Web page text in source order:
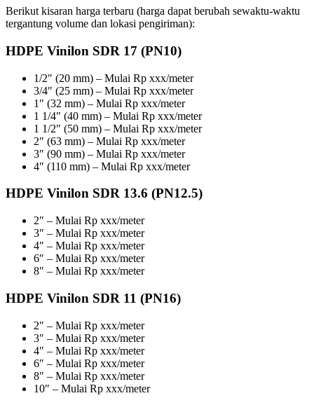
Berikut kisaran harga terbaru (harga dapat berubah sewaktu-waktu
tergantung volume dan lokasi pengiriman):
HDPE Vinilon SDR 17 (PN10)
1/2″ (20 mm) – Mulai Rp xxx/meter
3/4″ (25 mm) – Mulai Rp xxx/meter
1″ (32 mm) – Mulai Rp xxx/meter
1 1/4″ (40 mm) – Mulai Rp xxx/meter
1 1/2″ (50 mm) – Mulai Rp xxx/meter
2″ (63 mm) – Mulai Rp xxx/meter
3″ (90 mm) – Mulai Rp xxx/meter
4″ (110 mm) – Mulai Rp xxx/meter
HDPE Vinilon SDR 13.6 (PN12.5)
2″ – Mulai Rp xxx/meter
3″ – Mulai Rp xxx/meter
4″ – Mulai Rp xxx/meter
6″ – Mulai Rp xxx/meter
8″ – Mulai Rp xxx/meter
HDPE Vinilon SDR 11 (PN16)
2″ – Mulai Rp xxx/meter
3″ – Mulai Rp xxx/meter
4″ – Mulai Rp xxx/meter
6″ – Mulai Rp xxx/meter
8″ – Mulai Rp xxx/meter
10″ – Mulai Rp xxx/meter